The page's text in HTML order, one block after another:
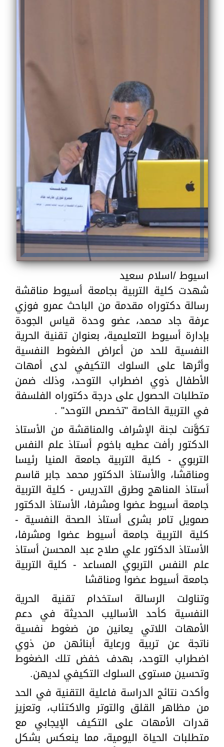
اسيوط /اسلام سعيد
شهدت كلية التربية بجامعة أسيوط مناقشة
رسالة دكتوراه مقدمة من الباحث عمرو فوزي
عرفة جاد محمد، عضو وحدة قياس الجودة
بإدارة أسيوط التعليمية، بعنوان تقنية الحرية
النفسية للحد من أعراض الضغوط النفسية
وأثرها على السلوك التكيفي لدى أمهات
الأطفال ذوي اضطراب التوحد، وذلك ضمن
متطلبات الحصول على درجة دكتوراه الفلسفة
في التربية الخاصة "تخصص التوحد" .
تكوَّنت لجنة الإشراف والمناقشة من الأستاذ
الدكتور رأفت عطيه باخوم أستاذ علم النفس
التربوي - كلية التربية جامعة المنيا رئيسا
ومناقشا، والأستاذ الدكتور محمد جابر قاسم
أستاذ المناهج وطرق التدريس - كلية التربية
جامعة أسيوط عضوا ومشرفا، الأستاذ الدكتور
صمويل تامر بشرى أستاذ الصحة النفسية -
كلية التربية جامعة أسيوط عضوا ومشرفا،
الأستاذ الدكتور علي صلاح عبد المحسن أستاذ
علم النفس التربوي المساعد - كلية التربية
جامعة أسيوط عضوا ومناقشا
وتناولت الرسالة استخدام تقنية الحرية
النفسية كأحد الأساليب الحديثة في دعم
الأمهات اللاتي يعانين من ضغوط نفسية
ناتجة عن تربية ورعاية أبنائهن من ذوي
اضطراب التوحد، بهدف خفض تلك الضغوط
وتحسين مستوى السلوك التكيفي لديهن.
وأكدت نتائج الدراسة فاعلية التقنية في الحد
من مظاهر القلق والتوتر والاكتئاب، وتعزيز
قدرات الأمهات على التكيف الإيجابي مع
متطلبات الحياة اليومية، مما ينعكس بشكل